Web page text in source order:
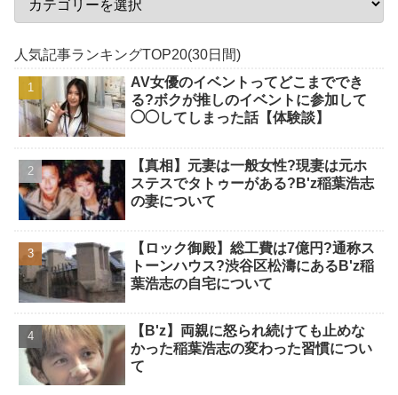
人気記事ランキングTOP20(30日間)
AV女優のイベントってどこまででき
る?ボクが推しのイベントに参加して
◯◯してしまった話【体験談】
【真相】元妻は一般女性?現妻は元ホ
ステスでタトゥーがある?B'z稲葉浩志
の妻について
【ロック御殿】総工費は7億円?通称ス
トーンハウス?渋谷区松濤にあるB'z稲
葉浩志の自宅について
【B'z】両親に怒られ続けても止めな
かった稲葉浩志の変わった習慣につい
て